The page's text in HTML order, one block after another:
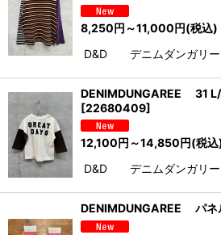
8,250円 ～11,000円(税込)
D&D デニムダンガリー
DENIMDUNGAREE
[22680409]
12,100円 ～14,850円(税込
D&D デニムダンガリー
DENIMDUNGAREE パネ